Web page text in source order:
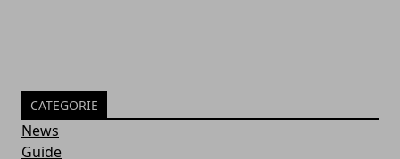
CATEGORIE
News
Guide